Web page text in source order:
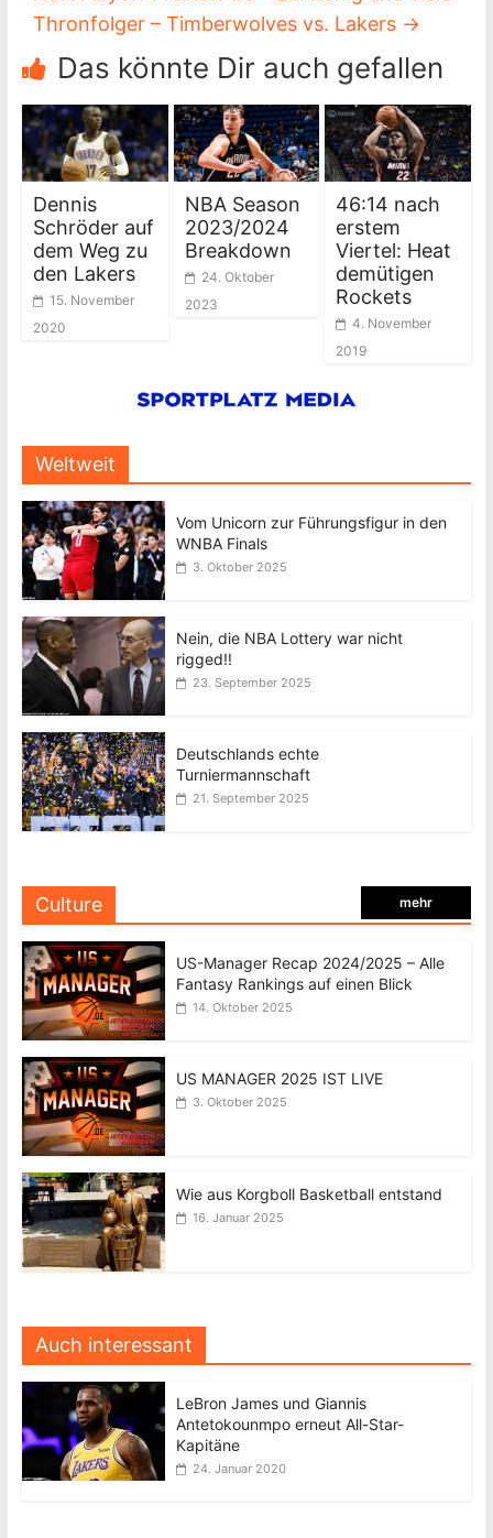
Thronfolger – Timberwolves vs. Lakers →
Das könnte Dir auch gefallen
Dennis
Schröder auf
dem Weg zu
den Lakers
15. November
2020
NBA Season
2023/2024
Breakdown
24. Oktober
2023
46:14 nach
erstem
Viertel: Heat
demütigen
Rockets
4. November
2019
Weltweit
Vom Unicorn zur Führungsfigur in den
WNBA Finals
3. Oktober 2025
Nein, die NBA Lottery war nicht
rigged!!
23. September 2025
Deutschlands echte
Turniermannschaft
21. September 2025
Culture mehr
US-Manager Recap 2024/2025 – Alle
Fantasy Rankings auf einen Blick
14. Oktober 2025
US MANAGER 2025 IST LIVE
3. Oktober 2025
Wie aus Korgboll Basketball entstand
16. Januar 2025
Auch interessant
LeBron James und Giannis
Antetokounmpo erneut All-Star-
Kapitäne
24. Januar 2020